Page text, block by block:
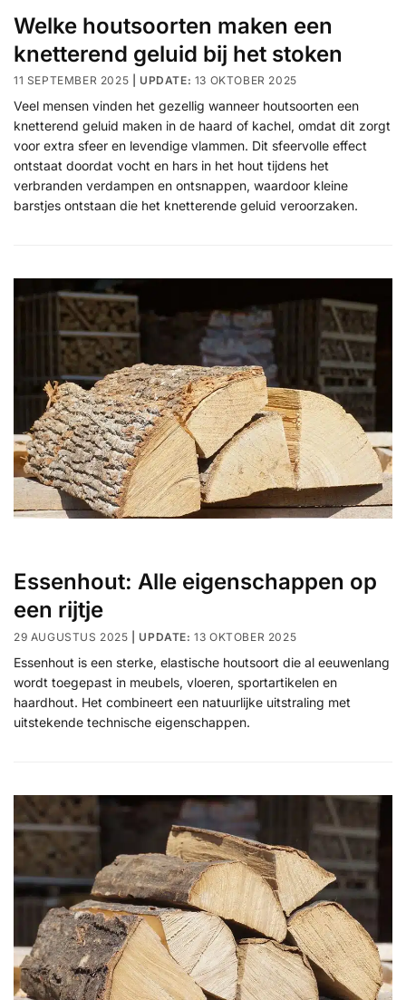
Welke houtsoorten maken een
knetterend geluid bij het stoken
11 SEPTEMBER 2025 13 OKTOBER 2025
Veel mensen vinden het gezellig wanneer houtsoorten een
knetterend geluid maken in de haard of kachel, omdat dit zorgt
voor extra sfeer en levendige vlammen. Dit sfeervolle effect
ontstaat doordat vocht en hars in het hout tijdens het
verbranden verdampen en ontsnappen, waardoor kleine
barstjes ontstaan die het knetterende geluid veroorzaken.
Essenhout: Alle eigenschappen op
een rijtje
29 AUGUSTUS 2025 13 OKTOBER 2025
Essenhout is een sterke, elastische houtsoort die al eeuwenlang
wordt toegepast in meubels, vloeren, sportartikelen en
haardhout. Het combineert een natuurlijke uitstraling met
uitstekende technische eigenschappen.